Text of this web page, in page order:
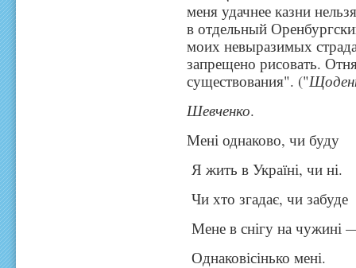
меня удачнее казни
в отдельный
моих невыразимых
запрещено рисовать.
существования". ("
Шевченко.
Мені однаково, чи буду
Я жить в Україні, чи ні.
Чи хто згадає, чи забуде
Мене в снігу на чужині
Однаковісінько мені.